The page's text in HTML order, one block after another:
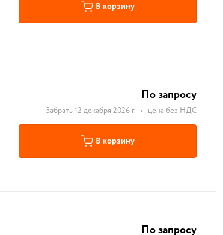
В корзину
По запросу
Забрать 12 декабря 2026 г. • цена без НДС
В корзину
По запросу